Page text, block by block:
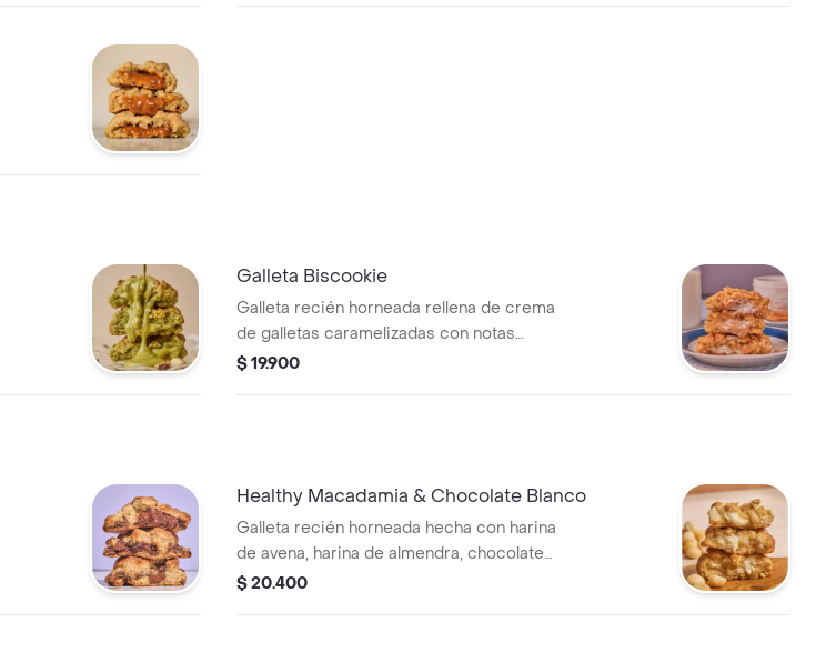
Galleta Biscookie
Galleta recién horneada rellena de crema
de galletas caramelizadas con notas
especiadas (canela), chocolate blanco y
$ 19.900
Healthy Macadamia & Chocolate Blanco
Galleta recién horneada hecha con harina
de avena, harina de almendra, chocolate
blanco sin azúcar, macadamia, huevo,
$ 20.400